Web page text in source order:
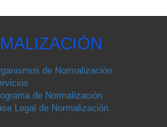
de Normalización
de Normalización
Legal de Normalización